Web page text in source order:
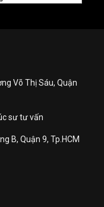
Võ Thị Sáu, Quận
sư tư vấn
B, Quận 9, Tp.HCM